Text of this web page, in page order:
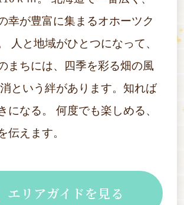
幸が豊富に集まるオホーツク
人と地域がひとつになって、
まちには、四季を彩る畑の風
という絆があります。知れば
になる。 何度でも楽しめる、
伝えます。
エリアガイドを見る